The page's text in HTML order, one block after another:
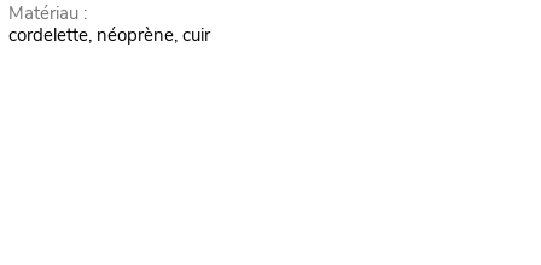
Matériau :
cordelette, néoprène, cuir